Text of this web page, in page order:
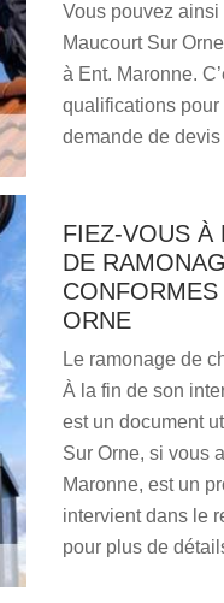
Vous pouvez
Maucourt Sur
à Ent. Maronne.
qualifications
demande de devis
FIEZ-VOUS À
DE
ORNE
Le ramonage de
À la fin de son
est un document
Sur Orne, si vous
Maronne, est un
intervient dans le
pour plus de